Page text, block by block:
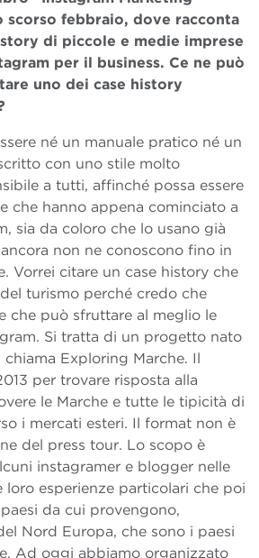
scorso febbraio, dove racconta
di piccole e medie imprese
per il business. Ce ne può
uno dei case history
né un manuale pratico né un
con uno stile molto
a tutti, affinché possa essere
che hanno appena cominciato a
sia da coloro che lo usano già
non ne conoscono fino in
Vorrei citare un case history che
turismo perché credo che
che può sfruttare al meglio le
Si tratta di un progetto nato
chiama Exploring Marche. Il
per trovare risposta alla
le Marche e tutte le tipicità di
i mercati esteri. Il format non è
del press tour. Lo scopo è
instagramer e blogger nelle
loro esperienze particolari che poi
da cui provengono,
Nord Europa, che sono i paesi
Ad oggi abbiamo organizzato